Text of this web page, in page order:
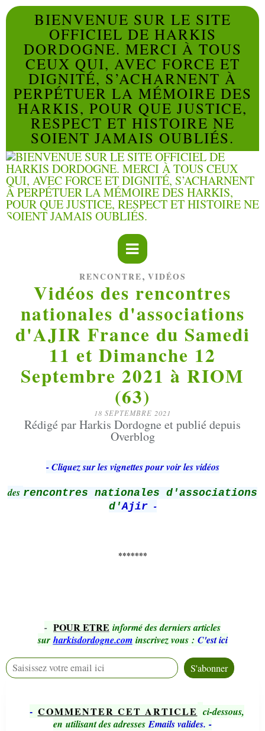
BIENVENUE SUR LE SITE
OFFICIEL DE HARKIS
DORDOGNE. MERCI À TOUS
CEUX QUI, AVEC FORCE ET
DIGNITÉ, S’ACHARNENT À
PERPÉTUER LA MÉMOIRE DES
HARKIS, POUR QUE JUSTICE,
RESPECT ET HISTOIRE NE
SOIENT JAMAIS OUBLIÉS.
RENCONTRE, VIDÉOS
Vidéos des rencontres
nationales d'associations
d'AJIR France du Samedi
11 et Dimanche 12
Septembre 2021 à RIOM
(63)
18 SEPTEMBRE 2021
Rédigé par Harkis Dordogne et publié depuis
Overblog
-Cliquez sur les vignettes pour voir les vidéos
des rencontres nationales d'associations
d'Ajir -
*******
- POUR ETRE informé des derniers articles
sur harkisdordogne.com inscrivez vous : C'est ici
- COMMENTER CET ARTICLE ci-dessous,
en utilisant des adressesEmails valides. -